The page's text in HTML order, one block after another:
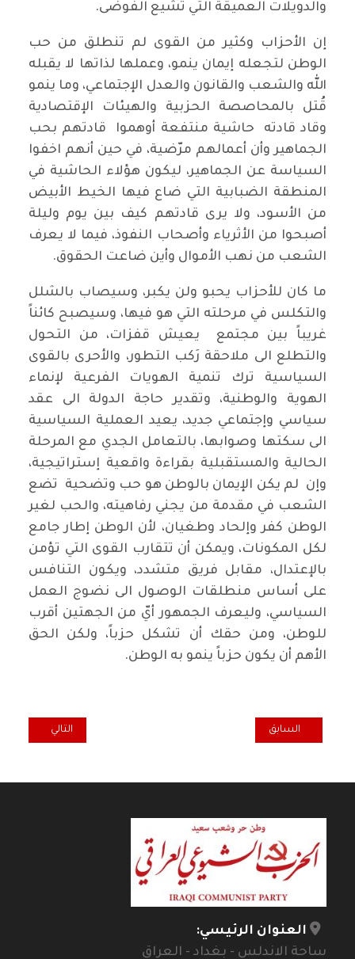
والدويلات العميقة التي تشيع الفوضى.
إن الأحزاب وكثير من القوى لم تنطلق من حب
الوطن لتجعله إيمان ينمو، وعملها لذاتها لا يقبله
الله والشعب والقانون والعدل الإجتماعي، وما ينمو
قُتل بالمحاصصة الحزبية والهيئات الإقتصادية
وقاد قادته حاشية منتفعة أوهموا قادتهم بحب
الجماهير وأن أعمالهم مرّضية، في حين أنهم اخفوا
السياسة عن الجماهير، ليكون هؤلاء الحاشية في
المنطقة الضبابية التي ضاع فيها الخيط الأبيض
من الأسود، ولا يرى قادتهم كيف بين يوم وليلة
أصبحوا من الأثرياء وأصحاب النفوذ، فيما لا يعرف
الشعب من نهب الأموال وأين ضاعت الحقوق.
ما كان للأحزاب يحبو ولن يكبر، وسيصاب بالشلل
والتكلس في مرحلته التي هو فيها، وسيصبح كائناً
غريباً بين مجتمع يعيش قفزات، من التحول
والتطلع الى ملاحقة رَكب التطور، والأحرى بالقوى
السياسية ترك تنمية الهويات الفرعية لإنماء
الهوية والوطنية، وتقدير حاجة الدولة الى عقد
سياسي وإجتماعي جديد، يعيد العملية السياسية
الى سكتها وصوابها، بالتعامل الجدي مع المرحلة
الحالية والمستقبلية بقراءة واقعية إستراتيجية،
وإن لم يكن الإيمان بالوطن هو حب وتضحية تضع
الشعب في مقدمة من يجني رفاهيته، والحب لغير
الوطن كفر وإلحاد وطغيان، لأن الوطن إطار جامع
لكل المكونات، ويمكن أن تتقارب القوى التي تؤمن
بالإعتدال، مقابل فريق متشدد، ويكون التنافس
على أساس منطلقات الوصول الى نضوج العمل
السياسي، وليعرف الجمهور أيّ من الجهتين أقرب
للوطن، ومن حقك أن تشكل حزباً، ولكن الحق
الأهم أن يكون حزباً ينمو به الوطن.
المقال السابق: التغيير في اللون الاجتماعي - النموذج المصري /
السابق المقال التالي:
التالي
العنوان الرئيسي:
ساحة الاندلس - بغداد - العراق